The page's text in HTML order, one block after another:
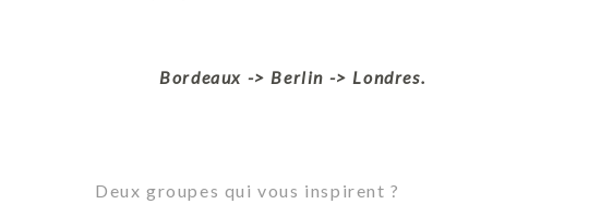
Bordeaux -> Berlin -> Londres.
Deux groupes qui vous inspirent ?